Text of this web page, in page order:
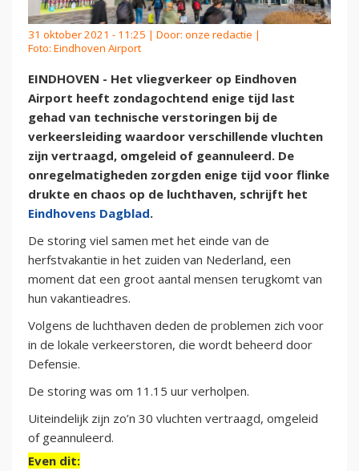
31 oktober 2021 - 11:25 | Door: onze redactie |
Foto: Eindhoven Airport
EINDHOVEN - Het vliegverkeer op Eindhoven
Airport heeft zondagochtend enige tijd last
gehad van technische verstoringen bij de
verkeersleiding waardoor verschillende vluchten
zijn vertraagd, omgeleid of geannuleerd. De
onregelmatigheden zorgden enige tijd voor flinke
drukte en chaos op de luchthaven, schrijft het
Eindhovens Dagblad.
De storing viel samen met het einde van de
herfstvakantie in het zuiden van Nederland, een
moment dat een groot aantal mensen terugkomt van
hun vakantieadres.
Volgens de luchthaven deden de problemen zich voor
in de lokale verkeerstoren, die wordt beheerd door
Defensie.
De storing was om 11.15 uur verholpen.
Uiteindelijk zijn zo’n 30 vluchten vertraagd, omgeleid
of geannuleerd.
Even dit: